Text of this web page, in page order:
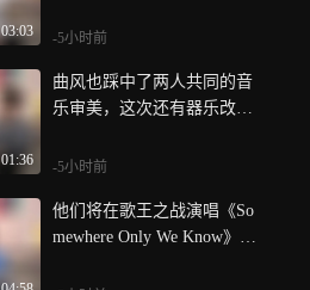
03:03
风新质感
-5小时前
01:36
曲风也踩中了两人共同的音
乐审美，这次还有器乐改编
拉满！
-5小时前
他们将在歌王之战演唱《So
mewhere Only We Know》，